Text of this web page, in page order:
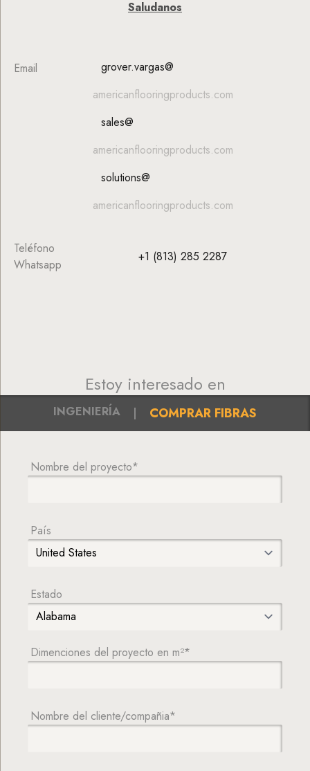
Saludanos
Email
grover.vargas@
americanflooringproducts.com
sales@
americanflooringproducts.com
solutions@
americanflooringproducts.com
Teléfono
Whatsapp
+1 (813) 285 2287
Estoy interesado en
INGENIERÍA COMPRAR FIBRAS
Nombre del proyecto*
País
Estado
Dimenciones del proyecto en m²*
Nombre del cliente/compañia*